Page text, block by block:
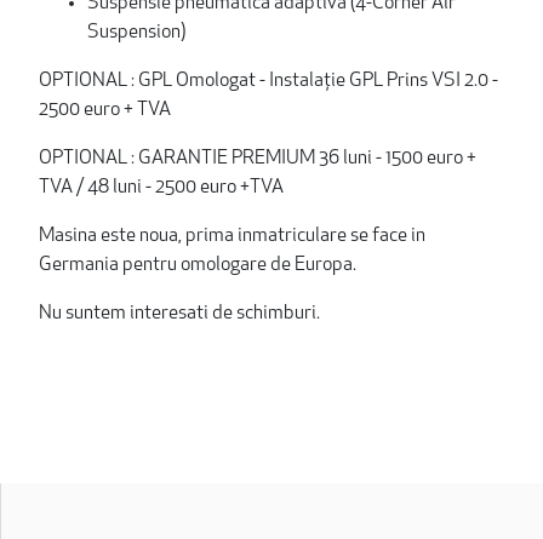
Suspension)
OPTIONAL : GPL Omologat - Instalație GPL Prins VSI 2.0 -
2500 euro + TVA
OPTIONAL : GARANTIE PREMIUM 36 luni - 1500 euro +
TVA / 48 luni - 2500 euro +TVA
Masina este noua, prima inmatriculare se face in
Germania pentru omologare de Europa.
Nu suntem interesati de schimburi.